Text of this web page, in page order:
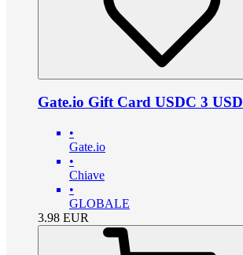
Gate.io Gift Card USDC 3 USD
•
Gate.io
•
Chiave
•
GLOBALE
3.98 EUR